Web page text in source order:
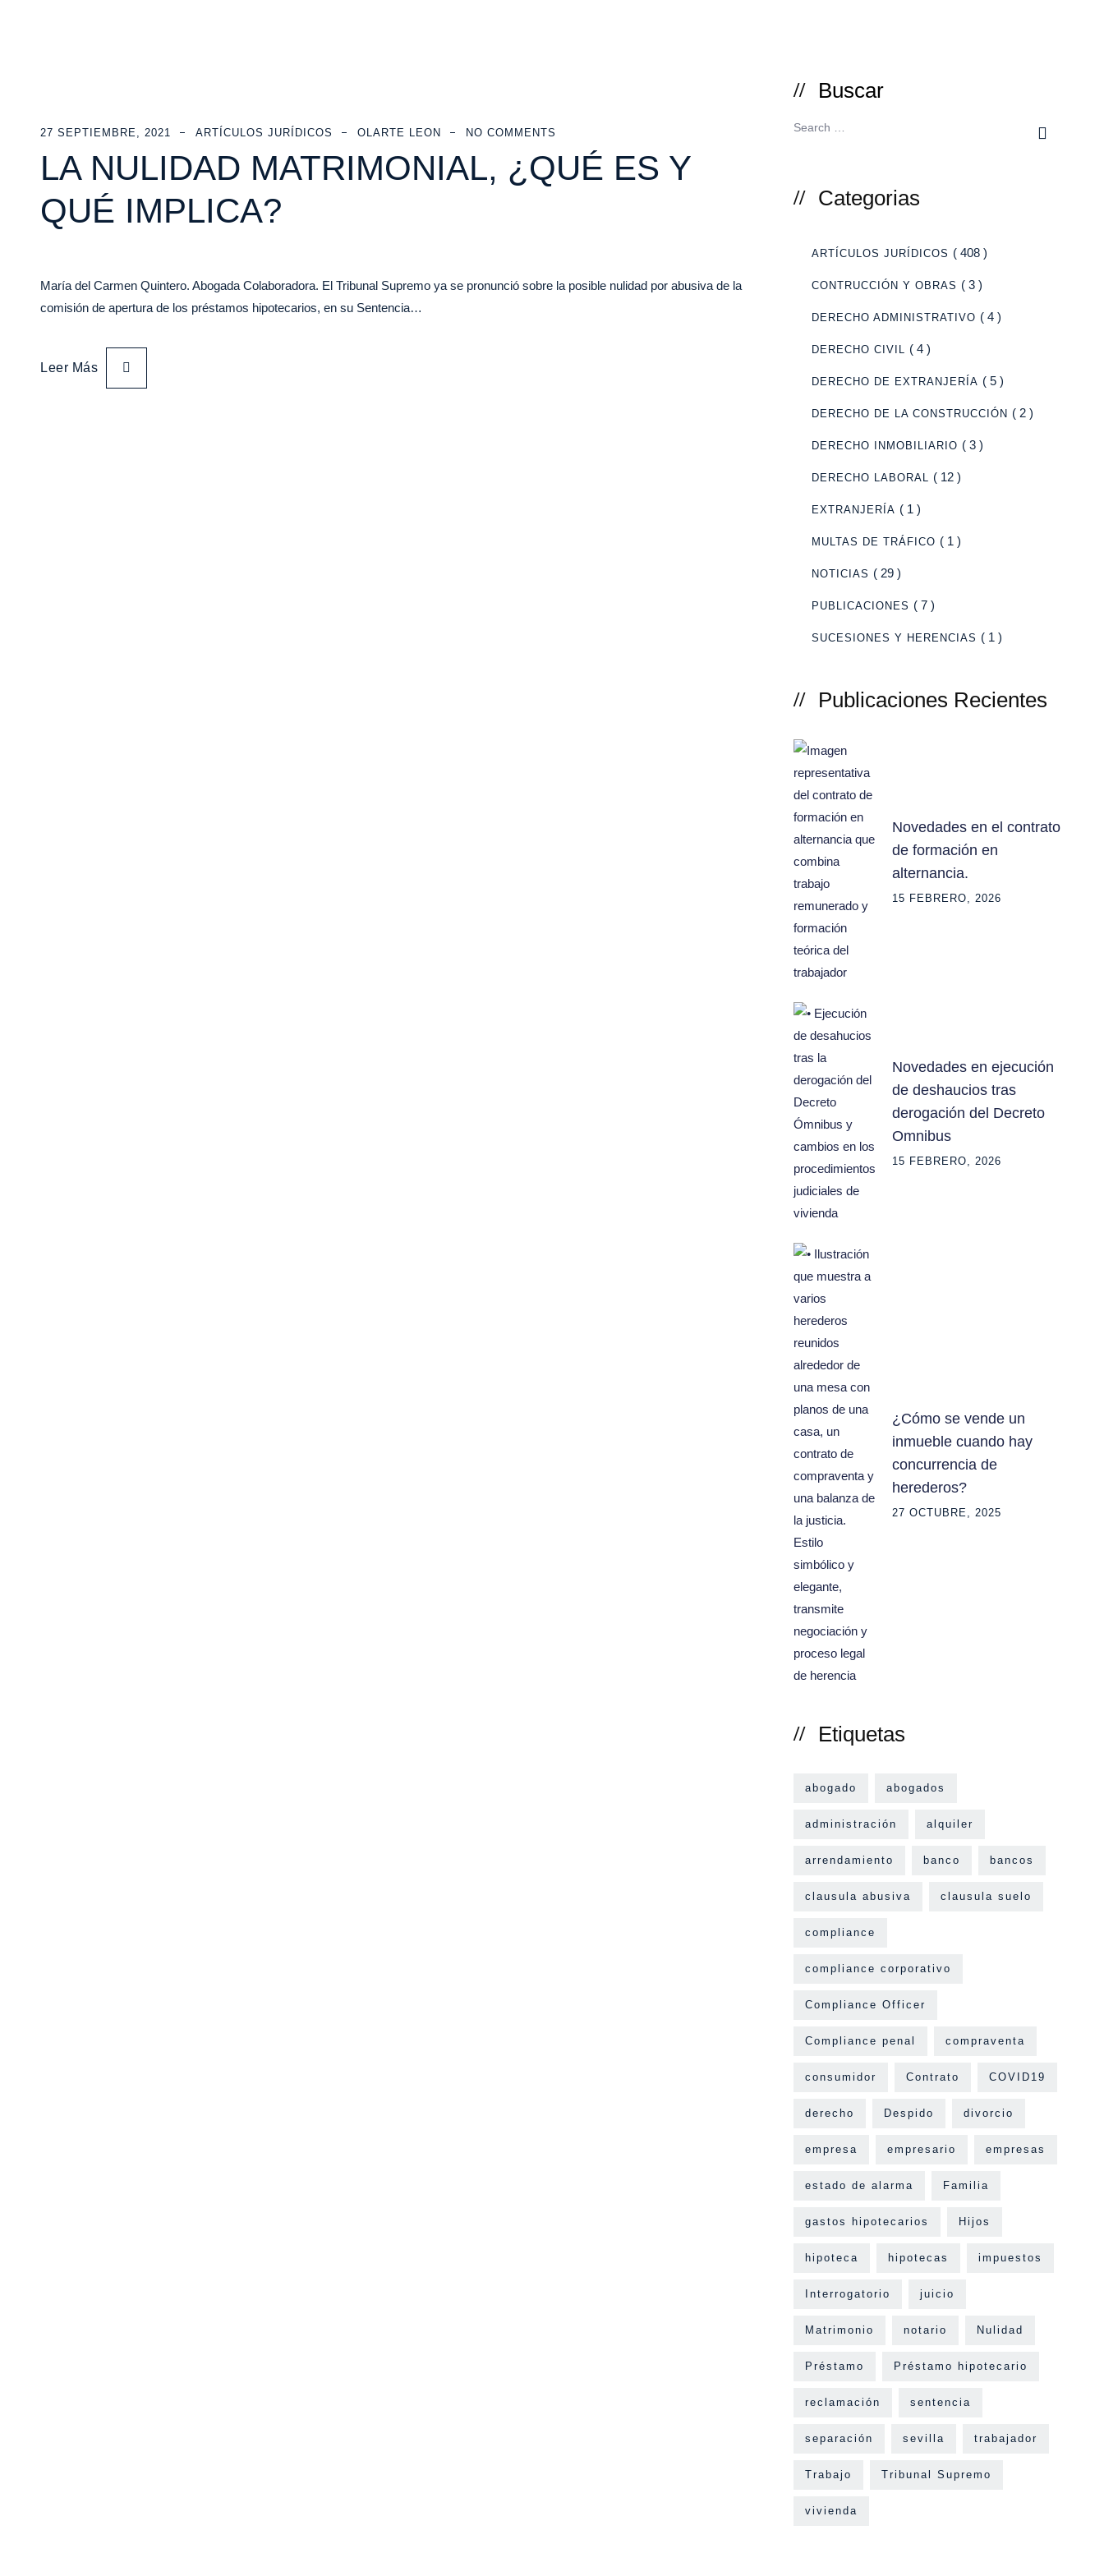
27 SEPTIEMBRE, 2021 ARTÍCULOS JURÍDICOS OLARTE LEON NO COMMENTS
LA NULIDAD MATRIMONIAL, ¿QUÉ ES Y
QUÉ IMPLICA?
María del Carmen Quintero. Abogada Colaboradora. El Tribunal Supremo ya se pronunció sobre la posible nulidad por abusiva de la
comisión de apertura de los préstamos hipotecarios, en su Sentencia…
Leer Más
Buscar
Categorias
ARTÍCULOS JURÍDICOS ( 408 )
CONTRUCCIÓN Y OBRAS ( 3 )
DERECHO ADMINISTRATIVO ( 4 )
DERECHO CIVIL ( 4 )
DERECHO DE EXTRANJERÍA ( 5 )
DERECHO DE LA CONSTRUCCIÓN ( 2 )
DERECHO INMOBILIARIO ( 3 )
DERECHO LABORAL ( 12 )
EXTRANJERÍA ( 1 )
MULTAS DE TRÁFICO ( 1 )
NOTICIAS ( 29 )
PUBLICACIONES ( 7 )
SUCESIONES Y HERENCIAS ( 1 )
Publicaciones Recientes
Novedades en el contrato
de formación en
alternancia.
15 FEBRERO, 2026
Novedades en ejecución
de deshaucios tras
derogación del Decreto
Omnibus
15 FEBRERO, 2026
¿Cómo se vende un
inmueble cuando hay
concurrencia de
herederos?
27 OCTUBRE, 2025
Etiquetas
abogado abogados
administración alquiler
arrendamiento banco bancos
clausula abusiva clausula suelo
compliance
compliance corporativo
Compliance Officer
Compliance penal compraventa
consumidor Contrato COVID19
derecho Despido divorcio
empresa empresario empresas
estado de alarma Familia
gastos hipotecarios Hijos
hipoteca hipotecas impuestos
Interrogatorio juicio
Matrimonio notario Nulidad
Préstamo Préstamo hipotecario
reclamación sentencia
separación sevilla trabajador
Trabajo Tribunal Supremo
vivienda